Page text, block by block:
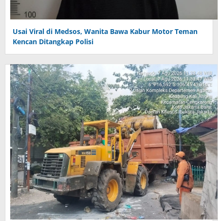
Usai Viral di Medsos, Wanita Bawa Kabur Motor Teman
Kencan Ditangkap Polisi